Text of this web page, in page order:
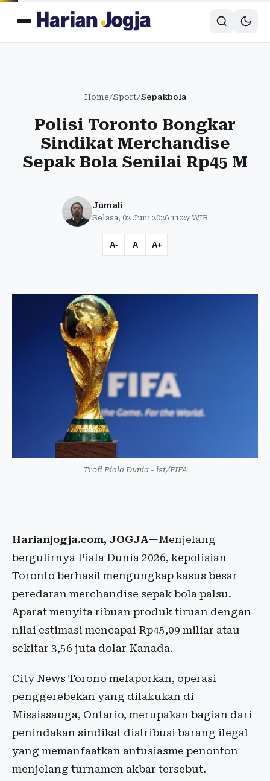
Home/Sport/Sepakbola
Polisi Toronto Bongkar
Sindikat Merchandise
Sepak Bola Senilai Rp45 M
Jumali
Selasa, 02 Juni 2026 11:27 WIB
A- A A+
Trofi Piala Dunia - ist/FIFA
Harianjogja.com, JOGJA—Menjelang
bergulirnya Piala Dunia 2026, kepolisian
Toronto berhasil mengungkap kasus besar
peredaran merchandise sepak bola palsu.
Aparat menyita ribuan produk tiruan dengan
nilai estimasi mencapai Rp45,09 miliar atau
sekitar 3,56 juta dolar Kanada.
City News Torono melaporkan, operasi
penggerebekan yang dilakukan di
Mississauga, Ontario, merupakan bagian dari
penindakan sindikat distribusi barang ilegal
yang memanfaatkan antusiasme penonton
menjelang turnamen akbar tersebut.